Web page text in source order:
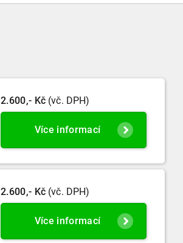
2.600,- Kč (vč. DPH)
Více informací
2.600,- Kč (vč. DPH)
Více informací